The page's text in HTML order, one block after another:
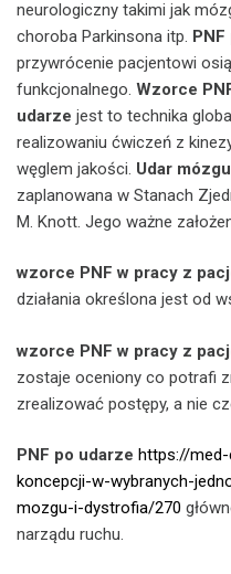
neurologiczny takimi jak
choroba Parkinsona itp.
przywrócenie pacjentowi
funkcjonalnego. Wzorce
udarze jest to technika
realizowaniu ćwiczeń z
węglem jakości. Udar
zaplanowana w Stanach
M. Knott. Jego ważne
wzorce PNF w pracy z
działania określona jest od
wzorce PNF w pracy z
zostaje oceniony co potrafi
zrealizować postępy, a nie
PNF po udarze https://
koncepcji-w-wybranych-
mozgu-i-dystrofia/270
narządu ruchu.